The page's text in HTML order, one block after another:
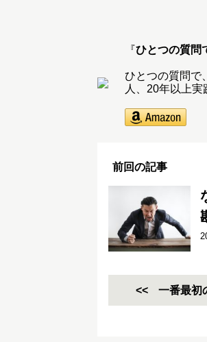
『ひとつの質問
ひとつの質問で
人、20年以上
前回の記事
一番最初